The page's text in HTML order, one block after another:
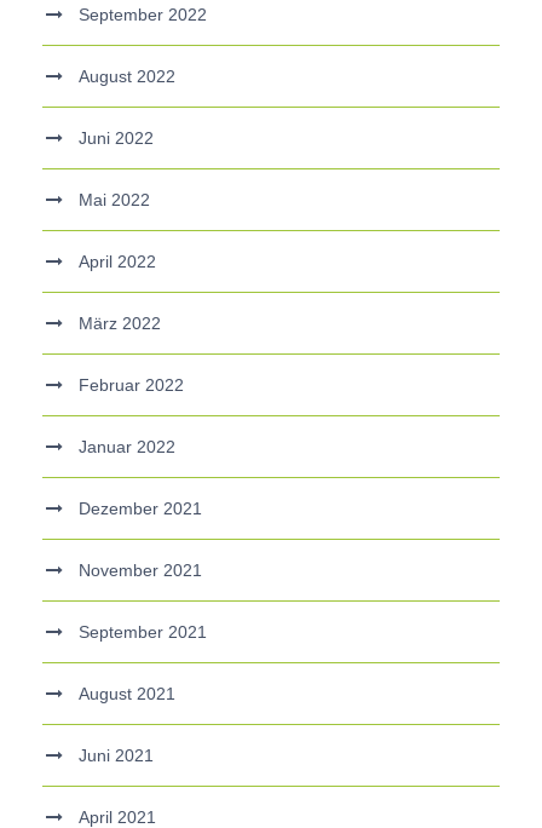
September 2022
August 2022
Juni 2022
Mai 2022
April 2022
März 2022
Februar 2022
Januar 2022
Dezember 2021
November 2021
September 2021
August 2021
Juni 2021
April 2021